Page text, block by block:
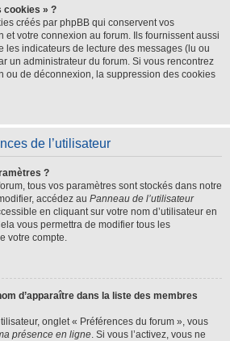
cookies » ?
créés par phpBB qui conservent vos
et votre connexion au forum. Ils fournissent aussi
les indicateurs de lecture des messages (lu ou
un administrateur du forum. Si vous rencontrez
ou de déconnexion, la suppression des cookies
de l’utilisateur
?
tous vos paramètres sont stockés dans notre
accédez au Panneau de l’utilisateur
en cliquant sur votre nom d’utilisateur en
vous permettra de modifier tous les
votre compte.
d’apparaître dans la liste des membres
onglet « Préférences du forum », vous
présence en ligne. Si vous l’activez, vous ne